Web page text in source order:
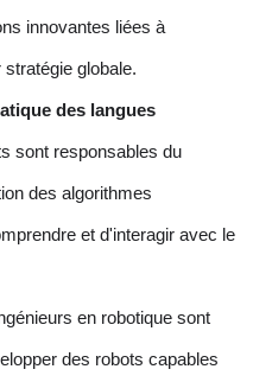
innovantes liées à
globale.
des langues
sont responsables du
des algorithmes
et d'interagir avec le
en robotique sont
des robots capables